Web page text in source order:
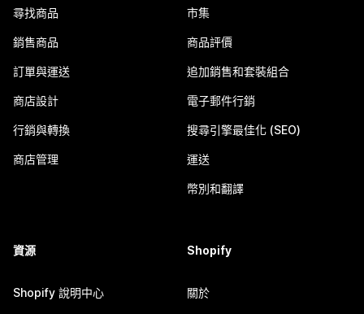
尋找商品
銷售商品
訂單與運送
商店設計
行銷與轉換
商店管理
市集
商品評價
追加銷售和套裝組合
電子郵件行銷
搜尋引擎最佳化 (SEO)
運送
幣別和翻譯
資源
Shopify 說明中心
Shopify
關於